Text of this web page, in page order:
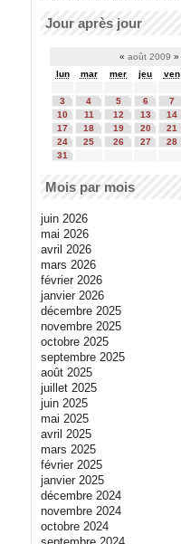
Jour après jour
« août 2009 »
lun
mar mer jeu ven
3
4 5 6 7
10
11 12 13 14
17
18 19 20 21
24
25 26 27 28
31
Mois par mois
juin 2026
mai 2026
avril 2026
mars 2026
février 2026
janvier 2026
décembre 2025
novembre 2025
octobre 2025
septembre 2025
août 2025
juillet 2025
juin 2025
mai 2025
avril 2025
mars 2025
février 2025
janvier 2025
décembre 2024
novembre 2024
octobre 2024